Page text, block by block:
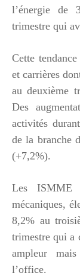
l’énergie de
trimestre qui
Cette
et carrières
au deuxième
Des
activités
de la branche
(+7,2%).
Les ISMME
mécaniques,
8,2% au
trimestre qui a
ampleur
l’office.